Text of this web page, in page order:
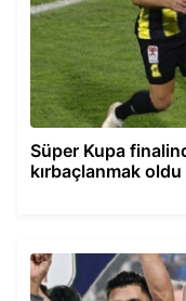
Süper Kupa
kırbaçlanmak oldu